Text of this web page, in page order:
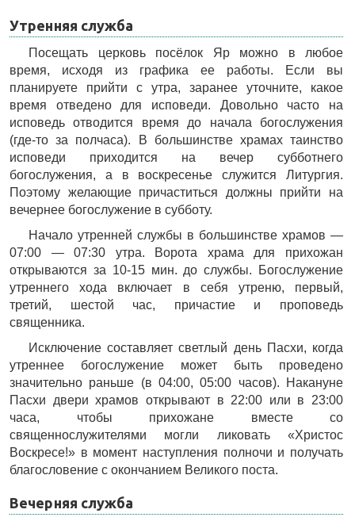
Утренняя служба
Посещать церковь посёлок Яр можно в любое
время, исходя из графика ее работы. Если вы
планируете прийти с утра, заранее уточните, какое
время отведено для исповеди. Довольно часто на
исповедь отводится время до начала богослужения
(где-то за полчаса). В большинстве храмах таинство
исповеди приходится на вечер субботнего
богослужения, а в воскресенье служится Литургия.
Поэтому желающие причаститься должны прийти на
вечернее богослужение в субботу.
Начало утренней службы в большинстве храмов —
07:00 — 07:30 утра. Ворота храма для прихожан
открываются за 10-15 мин. до службы. Богослужение
утреннего хода включает в себя утреню, первый,
третий, шестой час, причастие и проповедь
священника.
Исключение составляет светлый день Пасхи, когда
утреннее богослужение может быть проведено
значительно раньше (в 04:00, 05:00 часов). Накануне
Пасхи двери храмов открывают в 22:00 или в 23:00
часа, чтобы прихожане вместе со
священнослужителями могли ликовать «Христос
Воскресе!» в момент наступления полночи и получать
благословение с окончанием Великого поста.
Вечерняя служба